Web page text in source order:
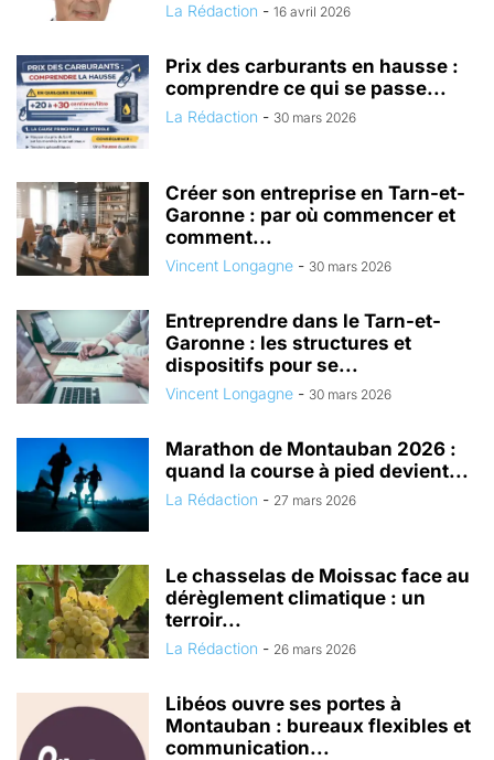
La Rédaction - 16 avril 2026
Prix des carburants en hausse :
comprendre ce qui se passe...
La Rédaction - 30 mars 2026
Créer son entreprise en Tarn-et-
Garonne : par où commencer et
comment...
Vincent Longagne - 30 mars 2026
Entreprendre dans le Tarn-et-
Garonne : les structures et
dispositifs pour se...
Vincent Longagne - 30 mars 2026
Marathon de Montauban 2026 :
quand la course à pied devient...
La Rédaction - 27 mars 2026
Le chasselas de Moissac face au
dérèglement climatique : un
terroir...
La Rédaction - 26 mars 2026
Libéos ouvre ses portes à
Montauban : bureaux flexibles et
communication...